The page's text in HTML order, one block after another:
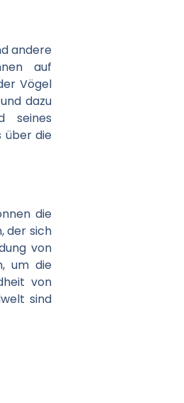
andere
auf
Vögel
dazu
seines
über die
die
der sich
von
um die
von
sind